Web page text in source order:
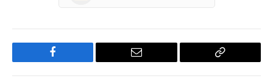
Facebook Email
Copy